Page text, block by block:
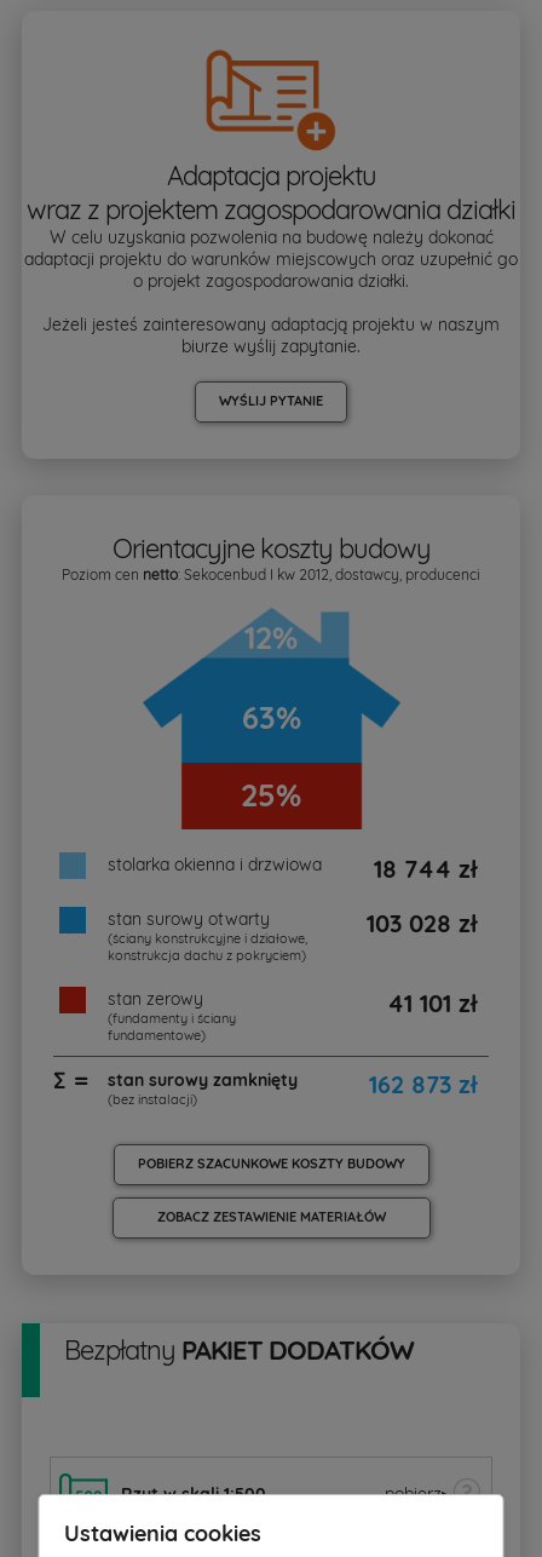
Adaptacja projektu
wraz z projektem zagospodarowania działki
W celu uzyskania pozwolenia na budowę należy dokonać
adaptacji projektu do warunków miejscowych oraz uzupełnić go
o projekt zagospodarowania działki.
Jeżeli jesteś zainteresowany adaptacją projektu w naszym
biurze wyślij zapytanie.
WYŚLIJ PYTANIE
Orientacyjne koszty budowy
Poziom cen netto: Sekocenbud I kw 2012, dostawcy, producenci
12%
63%
25%
stolarka okienna i drzwiowa 18 744 zł
stan surowy otwarty
(ściany konstrukcyjne i działowe,
konstrukcja dachu z pokryciem)
103 028 zł
stan zerowy
(fundamenty i ściany
fundamentowe)
41 101 zł
∑ = stan surowy zamknięty
(bez instalacji) 162 873 zł
POBIERZ SZACUNKOWE KOSZTY BUDOWY
ZOBACZ ZESTAWIENIE MATERIAŁÓW
Bezpłatny PAKIET DODATKÓW
Rzut w skali 1:500 pobierz▸
Ustawienia cookies